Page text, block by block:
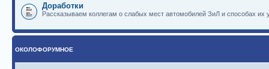
Доработки
Рассказываем коллегам о слабых мест автомобилей ЗиЛ и способах их
ОКОЛОФОРУМНОЕ